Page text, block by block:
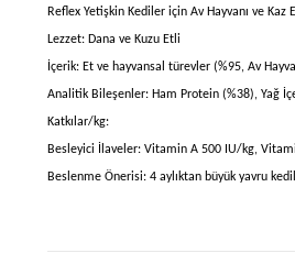
Reflex Yetişkin Kediler için Av Hayvanı ve Kaz
Lezzet: Dana ve Kuzu Etli
İçerik: Et ve hayvansal türevler (%95, Av
Analitik Bileşenler: Ham Protein (%38), Yağ
Katkılar/kg:
Besleyici İlaveler: Vitamin A 500 IU/kg,
Beslenme Önerisi: 4 aylıktan büyük yavru